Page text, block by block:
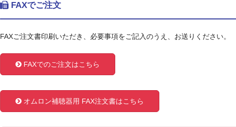
FAXでご注文
FAXご注文書印刷いただき、必要事項をご記入のうえ、お送りください。
FAXでのご注文はこちら
オムロン補聴器用 FAX注文書はこちら